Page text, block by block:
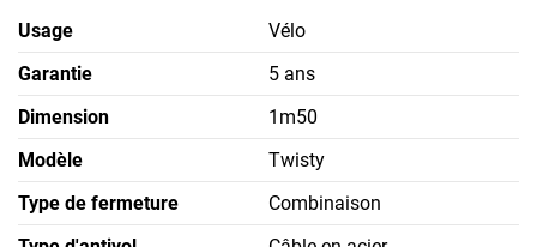
Usage
Vélo
Garantie
5 ans
Dimension
1m50
Modèle
Twisty
Type de fermeture
Combinaison